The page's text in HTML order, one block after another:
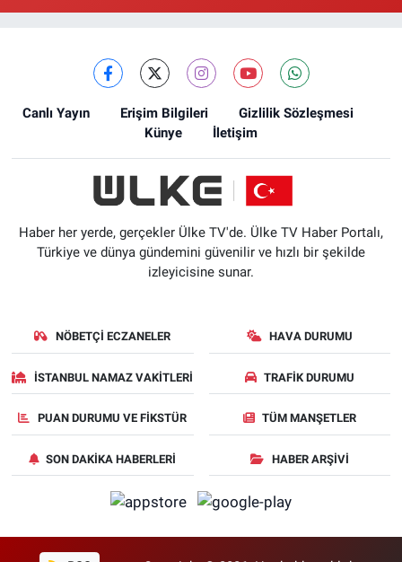
Canlı Yayın Erişim Bilgileri
Gizlilik Sözleşmesi
Künye
İletişim
Haber her yerde, gerçekler Ülke TV'de. Ülke TV Haber Portalı,
Türkiye ve dünya gündemini güvenilir ve hızlı bir şekilde
izleyicisine sunar.
NÖBETÇI ECZANELER HAVA DURUMU
İSTANBUL NAMAZ VAKITLERI TRAFIK DURUMU
PUAN DURUMU VE FIKSTÜR TÜM MANŞETLER
SON DAKIKA HABERLERI HABER ARŞIVI